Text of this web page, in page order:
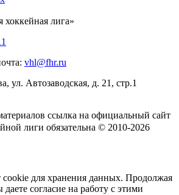
лига»
vhl@fhr.ru
ул. Автозаводская, д. 21, стр.1
ссылка на официальный сайт
лиги обязательна © 2010-2026
cookie для хранения данных. Продолжая
даете согласие на работу с этими